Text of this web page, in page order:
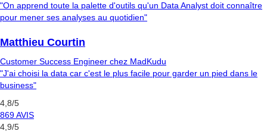
"On apprend toute la palette d'outils qu'un Data Analyst doit connaître
pour mener ses analyses au quotidien"
Matthieu Courtin
Customer Success Engineer chez MadKudu
"J'ai choisi la data car c'est le plus facile pour garder un pied dans le
business"
4,8/5
869 AVIS
4,9/5